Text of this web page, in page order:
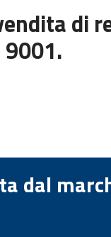
di
9001.
dal